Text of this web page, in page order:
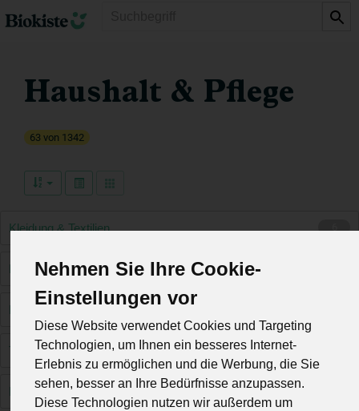
Nehmen Sie Ihre Cookie-
Einstellungen vor
Diese Website verwendet Cookies und Targeting
Technologien, um Ihnen ein besseres Internet-
Erlebnis zu ermöglichen und die Werbung, die Sie
sehen, besser an Ihre Bedürfnisse anzupassen.
Diese Technologien nutzen wir außerdem um
Haushalt & Pflege
63 von 1342
Kleidung & Textilien
Körperpflege
Reinigungsmittel
Tiernahrung
Haushaltshelfer